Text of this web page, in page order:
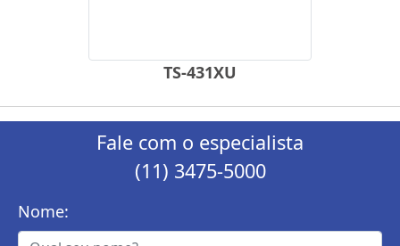
TS-431XU
Fale com o especialista
(11) 3475-5000
Nome: